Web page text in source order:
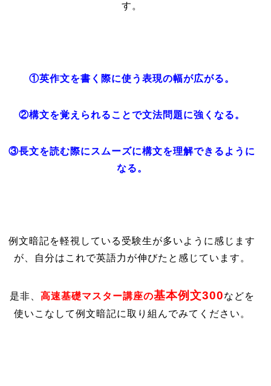
す。
①英作文を書く際に使う表現の幅が広がる。
②構文を覚えられることで文法問題に強くなる。
③長文を読む際にスムーズに構文を理解できるように
なる。
例文暗記を軽視している受験生が多いように感じます
が、自分はこれで英語力が伸びたと感じています。
是非、 高速基礎マスター講座の基本例文300などを
使いこなして例文暗記に取り組んでみてください。